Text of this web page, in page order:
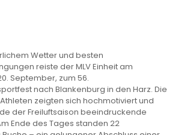
Wetter und besten
reiste der MLV Einheit am
September, zum 56.
nach Blankenburg in den Harz. Die
zeigten sich hochmotiviert und
der Freiluftsaison beeindruckende
Ende des Tages standen 22